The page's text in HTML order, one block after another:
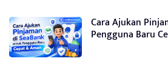
Cara Ajukan
Pengguna Baru